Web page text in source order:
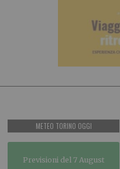
METEO TORINO OGGI
Previsioni del 7 August